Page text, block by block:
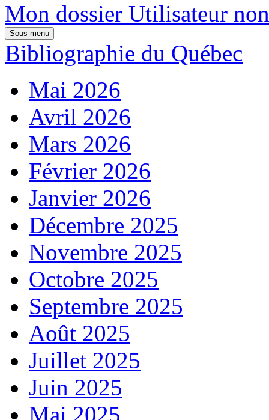
Mon dossier Utilisateur
Sous-menu
Bibliographie du Québec
Mai 2026
Avril 2026
Mars 2026
Février 2026
Janvier 2026
Décembre 2025
Novembre 2025
Octobre 2025
Septembre 2025
Août 2025
Juillet 2025
Juin 2025
Mai 2025